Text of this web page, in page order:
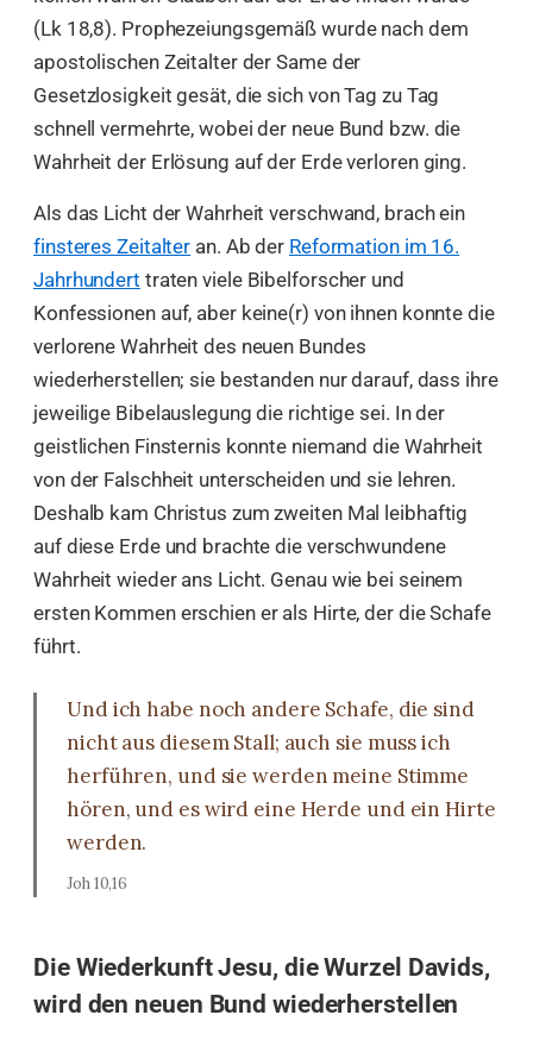
(Lk 18,8). Prophezeiungsgemäß wurde nach dem
apostolischen Zeitalter der Same der
Gesetzlosigkeit gesät, die sich von Tag zu Tag
schnell vermehrte, wobei der neue Bund bzw. die
Wahrheit der Erlösung auf der Erde verloren ging.
Als das Licht der Wahrheit verschwand, brach ein
finsteres Zeitalter an. Ab der Reformation im 16.
Jahrhundert traten viele Bibelforscher und
Konfessionen auf, aber keine(r) von ihnen konnte die
verlorene Wahrheit des neuen Bundes
wiederherstellen; sie bestanden nur darauf, dass ihre
jeweilige Bibelauslegung die richtige sei. In der
geistlichen Finsternis konnte niemand die Wahrheit
von der Falschheit unterscheiden und sie lehren.
Deshalb kam Christus zum zweiten Mal leibhaftig
auf diese Erde und brachte die verschwundene
Wahrheit wieder ans Licht. Genau wie bei seinem
ersten Kommen erschien er als Hirte, der die Schafe
führt.
Und ich habe noch andere Schafe, die sind
nicht aus diesem Stall; auch sie muss ich
herführen, und sie werden meine Stimme
hören, und es wird eine Herde und ein Hirte
werden.
Joh 10,16
Die Wiederkunft Jesu, die Wurzel Davids,
wird den neuen Bund wiederherstellen